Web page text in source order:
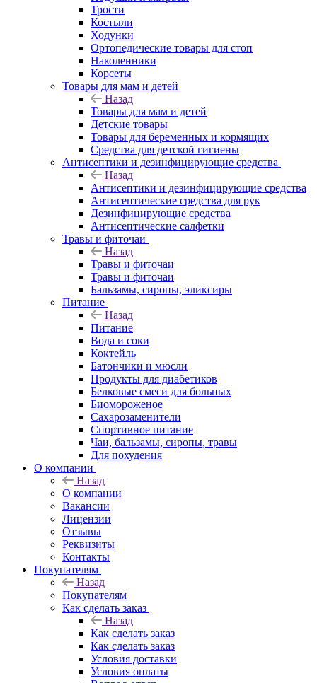
Трости
Костыли
Ходунки
Ортопедические товары для стоп
Наколенники
Корсеты
Товары для мам и детей
Назад
Товары для мам и детей
Детские товары
Товары для беременных и кормящих
Средства для детской гигиены
Антисептики и дезинфицирующие средства
Назад
Антисептики и дезинфицирующие средства
Антисептические средства для рук
Дезинфицирующие средства
Антисептические салфетки
Травы и фиточаи
Назад
Травы и фиточаи
Травы и фиточаи
Бальзамы, сиропы, эликсиры
Питание
Назад
Питание
Вода и соки
Коктейль
Батончики и мюсли
Продукты для диабетиков
Белковые смеси для больных
Биомороженое
Сахарозаменители
Спортивное питание
Чаи, бальзамы, сиропы, травы
Для похудения
О компании
Назад
О компании
Вакансии
Лицензии
Отзывы
Реквизиты
Контакты
Покупателям
Назад
Покупателям
Как сделать заказ
Назад
Как сделать заказ
Как сделать заказ
Условия доставки
Условия оплаты